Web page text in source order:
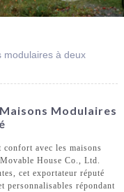
modulaires à deux
Modulaires
avec les maisons
House Co., Ltd.
cet exportateur réputé
personnalisables répondant